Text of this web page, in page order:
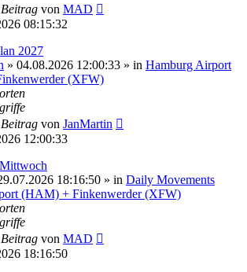
von MAD
08:15:32
2027
» 04.08.2026 12:00:33 » in Hamburg Airport
(XFW)
von JanMartin
12:00:33
18:16:50 » in Daily Movements
(HAM) + Finkenwerder (XFW)
von MAD
18:16:50